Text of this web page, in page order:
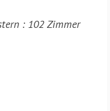
: 102 Zimmer